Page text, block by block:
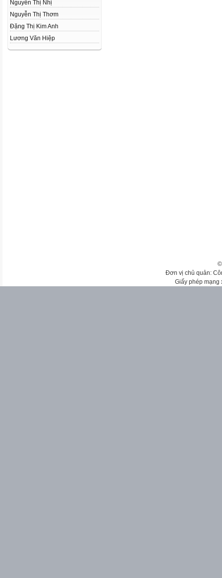
Nguyễn Thị Nhị
Nguyễn Thị Thơm
Đặng Thị Kim Anh
Lương Văn Hiệp
Đơn vị chủ quản:
Giấy phép mạng